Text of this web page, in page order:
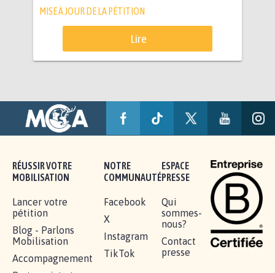
MISE À JOUR DE LA PÉTITION
Lire
RÉUSSIR VOTRE
MOBILISATION
Lancer votre
pétition
Blog - Parlons
Mobilisation
Accompagnement
NOTRE
COMMUNAUTÉ
Facebook
X
Instagram
TikTok
ESPACE
PRESSE
Qui
sommes-
nous?
Contact
presse